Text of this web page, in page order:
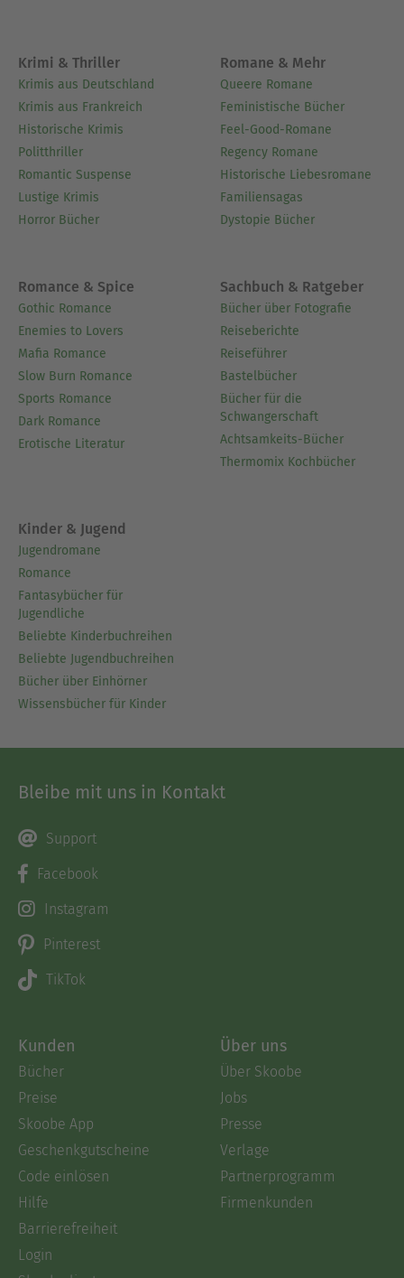
Krimi & Thriller
Krimis aus Deutschland
Krimis aus Frankreich
Historische Krimis
Politthriller
Romantic Suspense
Lustige Krimis
Horror Bücher
Romane & Mehr
Queere Romane
Feministische Bücher
Feel-Good-Romane
Regency Romane
Historische Liebesromane
Familiensagas
Dystopie Bücher
Romance & Spice
Gothic Romance
Enemies to Lovers
Mafia Romance
Slow Burn Romance
Sports Romance
Dark Romance
Erotische Literatur
Sachbuch & Ratgeber
Bücher über Fotografie
Reiseberichte
Reiseführer
Bastelbücher
Bücher für die
Schwangerschaft
Achtsamkeits-Bücher
Thermomix Kochbücher
Kinder & Jugend
Jugendromane
Romance
Fantasybücher für
Jugendliche
Beliebte Kinderbuchreihen
Beliebte Jugendbuchreihen
Bücher über Einhörner
Wissensbücher für Kinder
Bleibe mit uns in Kontakt
Support
Facebook
Instagram
Pinterest
TikTok
Kunden
Bücher
Preise
Skoobe App
Geschenkgutscheine
Code einlösen
Hilfe
Barrierefreiheit
Login
Über uns
Über Skoobe
Jobs
Presse
Verlage
Partnerprogramm
Firmenkunden